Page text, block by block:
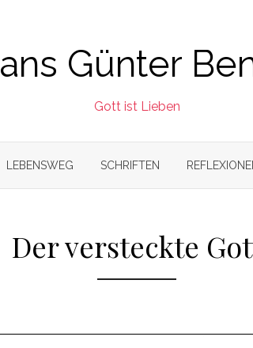
ans Günter
Gott ist Lieben
LEBENSWEG SCHRIFTEN
Der versteckte